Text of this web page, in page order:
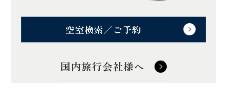
空室検索／ご予約
国内旅行会社様へ